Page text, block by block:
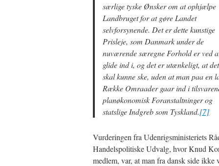
særlige tyske Ønsker om at ophjælpe
Landbruget for at gøre Landet
selvforsynende. Det er dette kunstige
Prisleje, som Danmark under de
nuværende særegne Forhold er ved
glide ind i, og det er utænkeligt, at
skal kunne ske, uden at man paa en
Række Omraader gaar ind i
planøkonomisk Foranstaltninger og
statslige Indgreb som Tyskland.[7]
Vurderingen fra Udenrigsministeriets
Handelspolitiske Udvalg, hvor Knud
medlem, var, at man fra dansk side ikke